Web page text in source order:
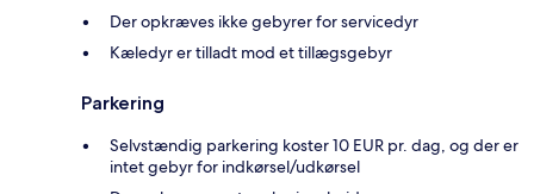
Der opkræves ikke gebyrer for servicedyr
Kæledyr er tilladt mod et tillægsgebyr
Parkering
Selvstændig parkering koster 10 EUR pr. dag, og der er
intet gebyr for indkørsel/udkørsel